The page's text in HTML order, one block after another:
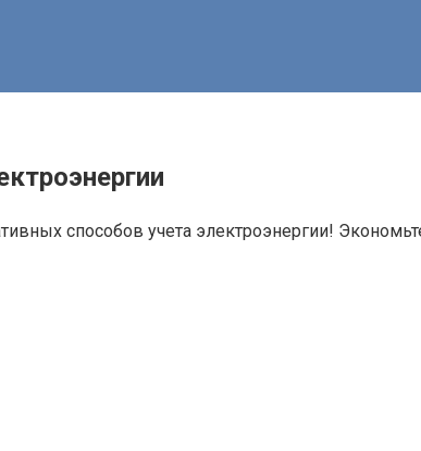
способов учета электроэнергии!